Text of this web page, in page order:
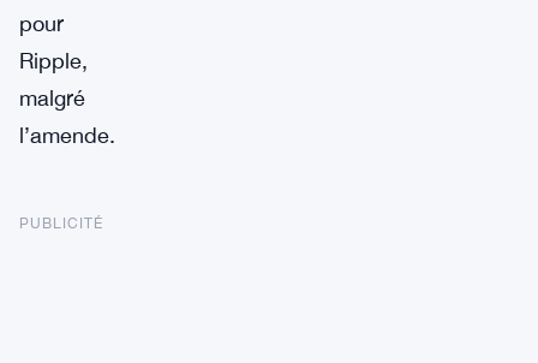
pour
Ripple,
malgré
l’amende.
PUBLICITÉ